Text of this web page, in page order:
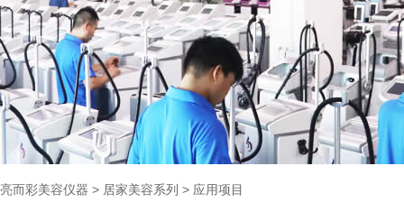
亮而彩美容仪器 > 居家美容系列 > 应用项目